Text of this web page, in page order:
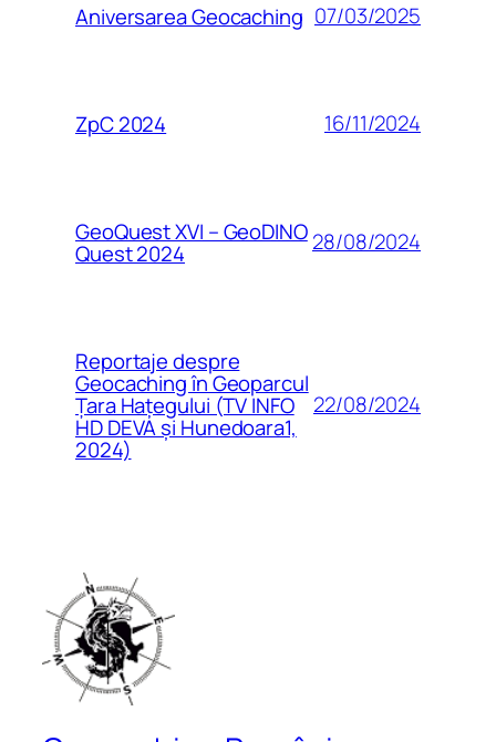
Aniversarea Geocaching 07/03/2025
ZpC 2024 16/11/2024
GeoQuest XVI – GeoDINO
Quest 2024 28/08/2024
Reportaje despre
Geocaching în Geoparcul
Țara Hațegului (TV INFO
HD DEVA și Hunedoara1,
2024)
22/08/2024